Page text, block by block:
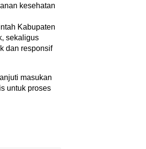
kesehatan
Kabupaten
sekaligus
dan responsif
masukan
untuk proses